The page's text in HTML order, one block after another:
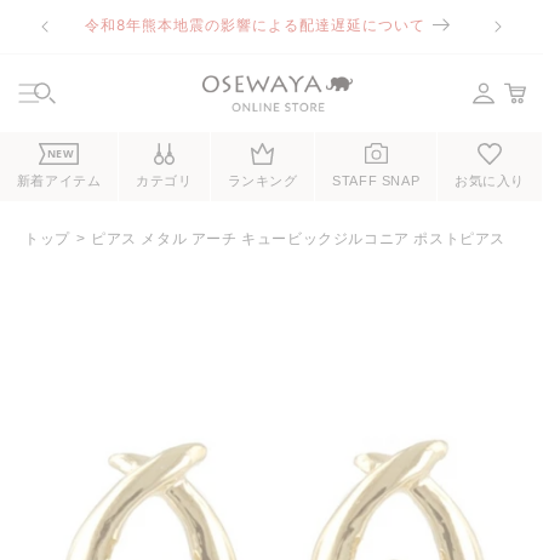
ンツに令和8年熊本地震の影響による配達遅延について
NEW
新着アイテム カテゴリ ランキング STAFF SNAP お気に入り
トップ ピアス メタル アーチ キュービックジルコニア ポストピアス